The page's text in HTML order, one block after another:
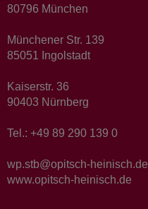
80796 München
Münchener Str. 139
85051 Ingolstadt
Kaiserstr. 36
90403 Nürnberg
Tel.: +49 89 290 139 0
wp.stb@opitsch-heinisch.de
www.opitsch-heinisch.de